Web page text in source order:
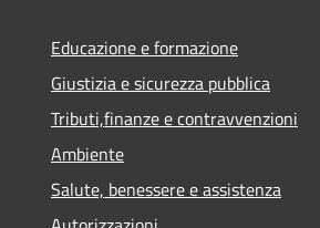
Educazione e formazione
Giustizia e sicurezza pubblica
Tributi,finanze e contravvenzioni
Ambiente
Salute, benessere e assistenza